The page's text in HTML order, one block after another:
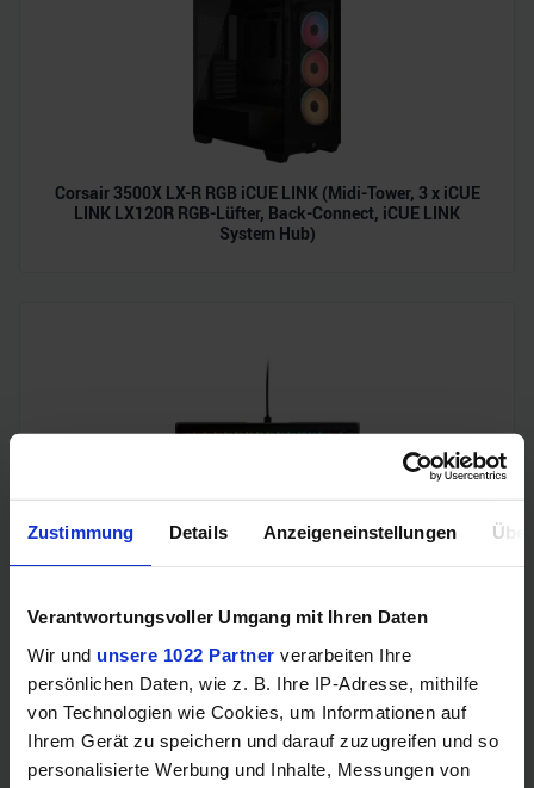
Zustimmung Details Anzeigeneinstellungen
Verantwortungsvoller Umgang mit Ihren Daten
Wir und unsere 1022 Partner verarbeiten Ihre
persönlichen Daten, wie z. B. Ihre IP-Adresse, mithilfe
von Technologien wie Cookies, um Informationen auf
Ihrem Gerät zu speichern und darauf zuzugreifen und so
personalisierte Werbung und Inhalte, Messungen von
Corsair 3500X LX-R RGB iCUE LINK (Midi-Tower, 3 x iCUE
LINK LX120R RGB-Lüfter, Back-Connect, iCUE LINK
System Hub)
Glorious GMMK 3 (65%, Glorious Fox MX Linear 50M,
prelubed, Gehäuse schallgedämmt, Drehregler, "GPBT